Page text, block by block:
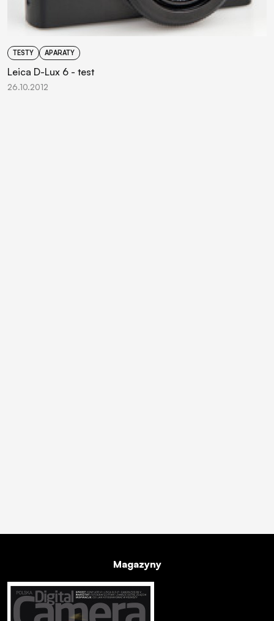
TESTY APARATY
Leica D-Lux 6 - test
26.10.2012
Magazyny